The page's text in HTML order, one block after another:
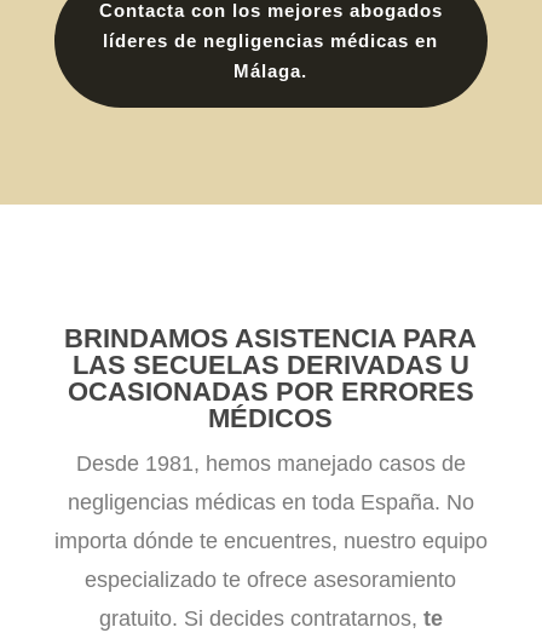
Contacta con los mejores abogados
líderes de negligencias médicas en
Málaga.
BRINDAMOS ASISTENCIA PARA
LAS SECUELAS DERIVADAS U
OCASIONADAS POR ERRORES
MÉDICOS
Desde 1981, hemos manejado casos de
negligencias médicas en toda España. No
importa dónde te encuentres, nuestro equipo
especializado te ofrece asesoramiento
gratuito. Si decides contratarnos, te